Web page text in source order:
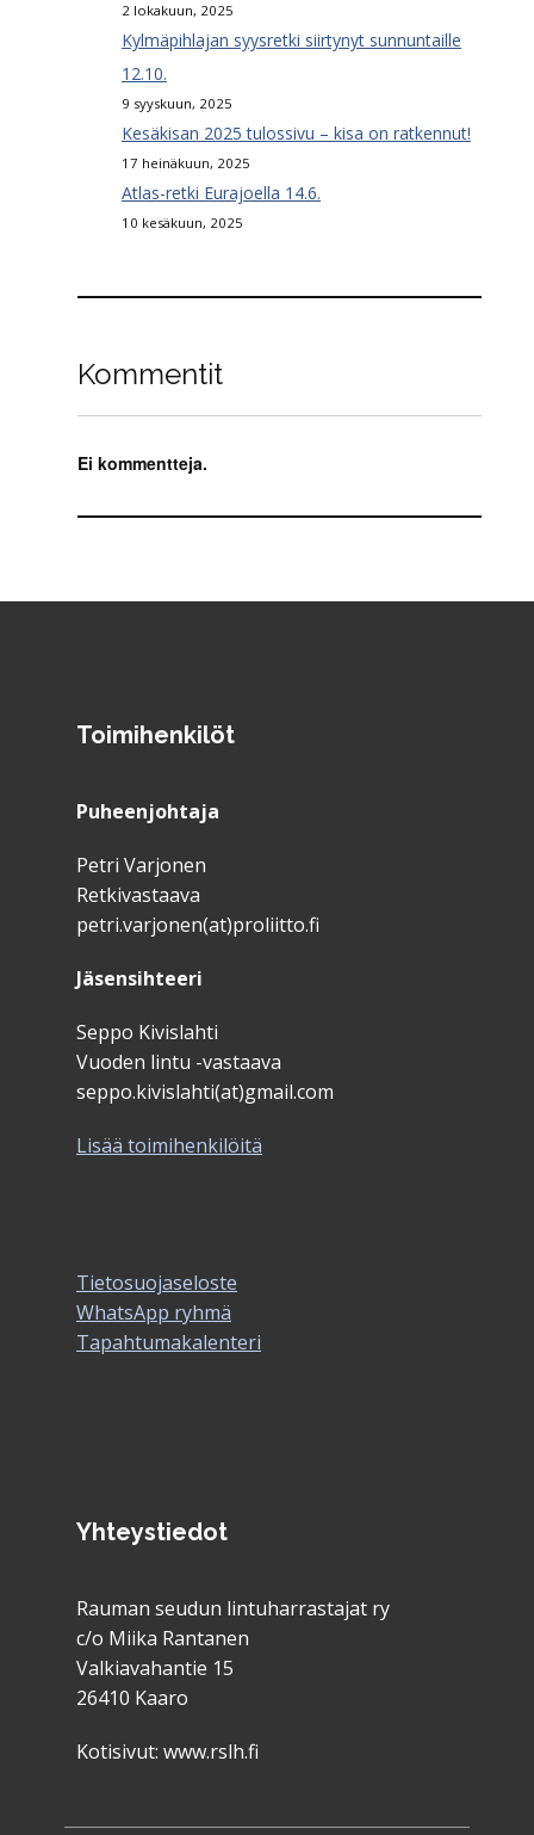
2 lokakuun, 2025
Kylmäpihlajan syysretki siirtynyt sunnuntaille
12.10.
9 syyskuun, 2025
Kesäkisan 2025 tulossivu – kisa on ratkennut!
17 heinäkuun, 2025
Atlas-retki Eurajoella 14.6.
10 kesäkuun, 2025
Kommentit
Ei kommentteja.
Toimihenkilöt
Puheenjohtaja
Petri Varjonen
Retkivastaava
petri.varjonen(at)proliitto.fi
Jäsensihteeri
Seppo Kivislahti
Vuoden lintu -vastaava
seppo.kivislahti(at)gmail.com
Lisää toimihenkilöitä
Tietosuojaseloste
WhatsApp ryhmä
Tapahtumakalenteri
Yhteystiedot
Rauman seudun lintuharrastajat ry
c/o Miika Rantanen
Valkiavahantie 15
26410 Kaaro
Kotisivut: www.rslh.fi